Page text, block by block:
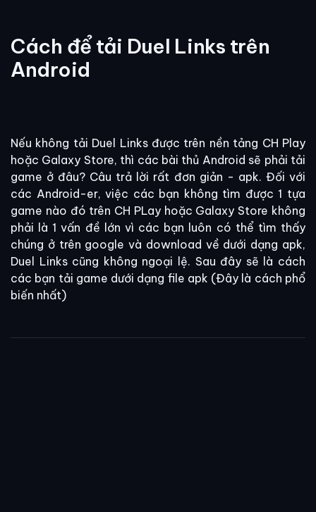
Cách để tải Duel Links trên
Android
Nếu không tải Duel Links được trên nền tảng CH Play
hoặc Galaxy Store, thì các bài thủ Android sẽ phải tải
game ở đâu? Câu trả lời rất đơn giản - apk. Đối với
các Android-er, việc các bạn không tìm được 1 tựa
game nào đó trên CH PLay hoặc Galaxy Store không
phải là 1 vấn đề lớn vì các bạn luôn có thể tìm thấy
chúng ở trên google và download về dưới dạng apk,
Duel Links cũng không ngoại lệ. Sau đây sẽ là cách
các bạn tải game dưới dạng file apk (Đây là cách phổ
biến nhất)